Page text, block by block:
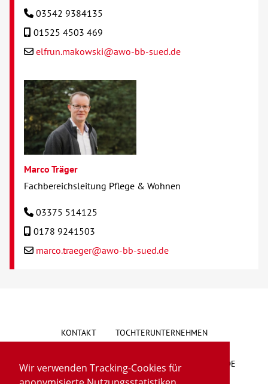
Wir verwenden Tracking-Cookies für
03542 9384135
01525 4503 469
elfrun.makowski@awo-bb-sued.de
Marco Träger
Fachbereichsleitung Pflege & Wohnen
03375 514125
0178 9241503
marco.traeger@awo-bb-sued.de
KONTAKT TOCHTERUNTERNEHMEN
HINWEISGEBERSYSTEM VORSCHLAG/BESCHWERDE